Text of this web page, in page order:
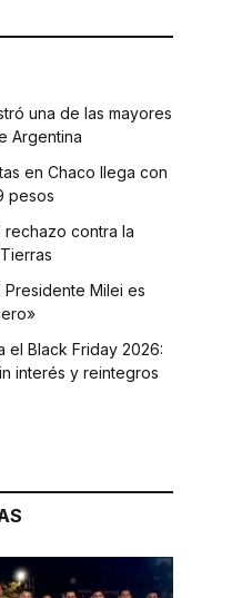
una de las mayores
Argentina
en Chaco llega con
pesos
rechazo contra la
Presidente Milei es
el Black Friday 2026:
interés y reintegros